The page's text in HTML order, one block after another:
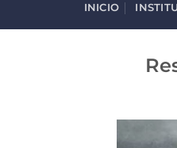
INICIO